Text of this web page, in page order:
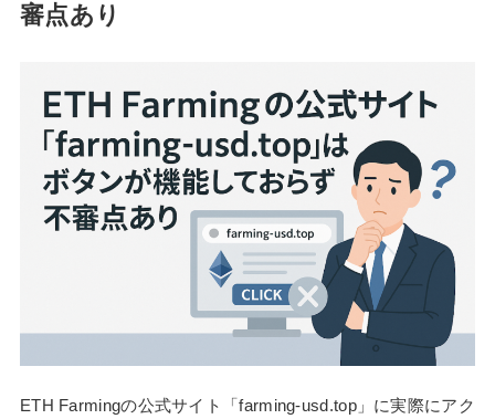
審点あり
ETH Farmingの公式サイト「farming-usd.top」に実際にアク